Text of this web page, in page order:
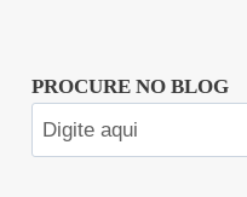
PROCURE NO BLOG